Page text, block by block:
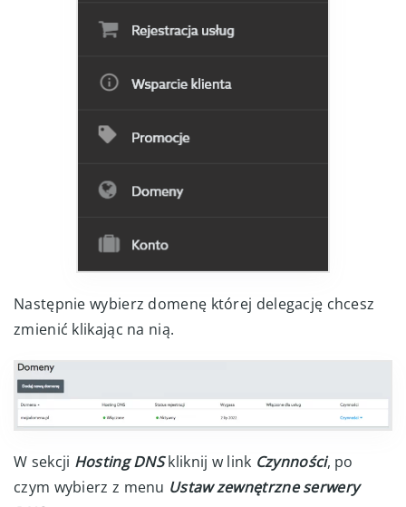
Następnie wybierz domenę której delegację chcesz
zmienić klikając na nią.
W sekcji Hosting DNSkliknij w link Czynności, po
czym wybierz z menu Ustaw zewnętrzne serwery